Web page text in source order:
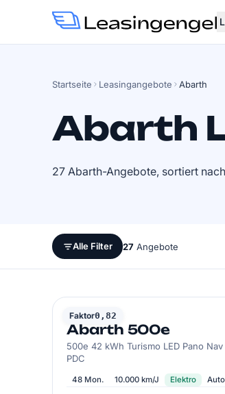
Startseite Leasingangebote Abarth
Abarth
27 Abarth-Angebote, sortiert
Alle Filter 27 Angebote
Faktor0,82
ABARTH
Abarth 500e
500e 42 kWh Turismo LED Pano Nav
PDC
48 Mon. 10.000 km/J Elektro